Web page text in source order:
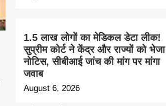
1.5 लाख लोगों का मेडिकल डेटा लीक!
सुप्रीम कोर्ट ने केंद्र और राज्यों को भेजा
नोटिस, सीबीआई जांच की मांग पर मांगा
जवाब
August 6, 2026